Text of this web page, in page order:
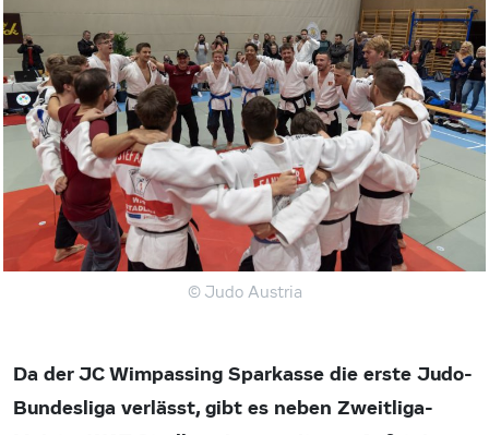
© Judo Austria
Da der JC Wimpassing Sparkasse die erste Judo-
Bundesliga verlässt, gibt es neben Zweitliga-